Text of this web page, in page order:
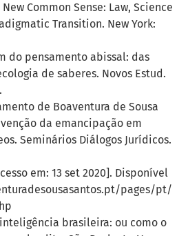
Common Sense: Law, Science
Transition. New York:
do pensamento abissal: das
de saberes. Novos Estud.
de Boaventura de Sousa
da emancipação em
Seminários Diálogos Jurídicos.
em: 13 set 2020]. Disponível
pages/pt/
brasileira: ou como o